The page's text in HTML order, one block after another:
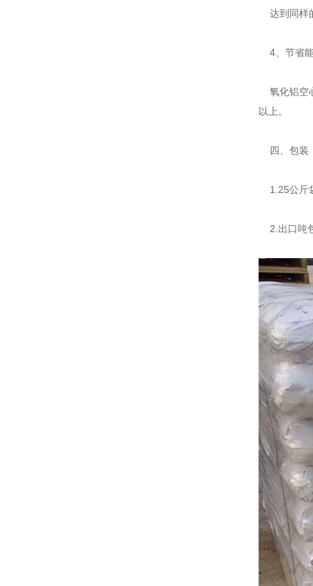
达到同样
4、节省
氧化铝空
以上。
四、包装
1.25公斤
2.出口吨